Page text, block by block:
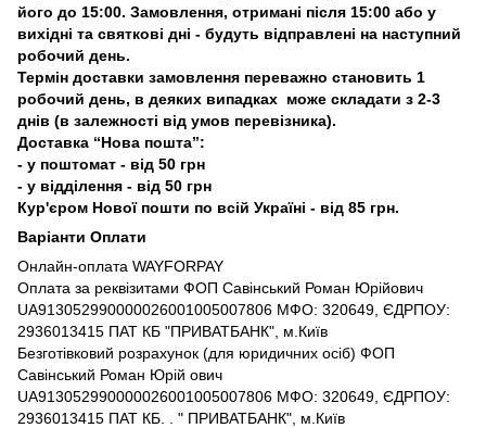
його до 15:00. Замовлення, отримані після 15:00 або у
вихідні та святкові дні - будуть відправлені на наступний
робочий день.
Термін доставки замовлення переважно становить 1
робочий день, в деяких випадках може складати з 2-3
днів (в залежності від умов перевізника).
Доставка “Нова пошта”:
- у поштомат - від 50 грн
- у відділення - від 50 грн
Кур'єром Нової пошти по всій Україні - від 85 грн.
Варіанти Оплати
Онлайн-оплата WAYFORPAY
Оплата за реквізитами ФОП Савінський Роман Юрійович
UA913052990000026001005007806 МФО: 320649, ЄДРПОУ:
2936013415 ПАТ КБ "ПРИВАТБАНК", м.Київ
Безготівковий розрахунок (для юридичних осіб) ФОП
Савінський Роман Юрій ович
UA913052990000026001005007806 МФО: 320649, ЄДРПОУ:
2936013415 ПАТ КБ. . " ПРИВАТБАНК", м.Київ